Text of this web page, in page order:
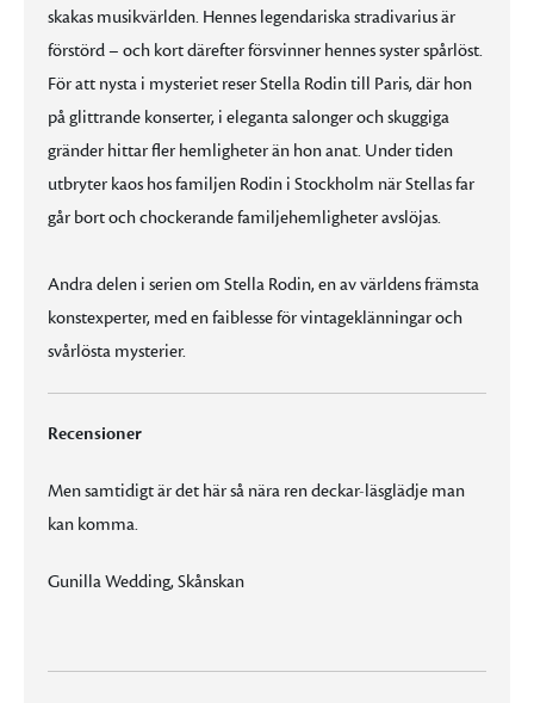
skakas musikvärlden. Hennes legendariska stradivarius är
förstörd – och kort därefter försvinner hennes syster spårlöst.
För att nysta i mysteriet reser Stella Rodin till Paris, där hon
på glittrande konserter, i eleganta salonger och skuggiga
gränder hittar fler hemligheter än hon anat. Under tiden
utbryter kaos hos familjen Rodin i Stockholm när Stellas far
går bort och chockerande familjehemligheter avslöjas.
Andra delen i serien om Stella Rodin, en av världens främsta
konstexperter, med en faiblesse för vintageklänningar och
svårlösta mysterier.
Recensioner
Men samtidigt är det här så nära ren deckar-läsglädje man
kan komma.
Gunilla Wedding, Skånskan